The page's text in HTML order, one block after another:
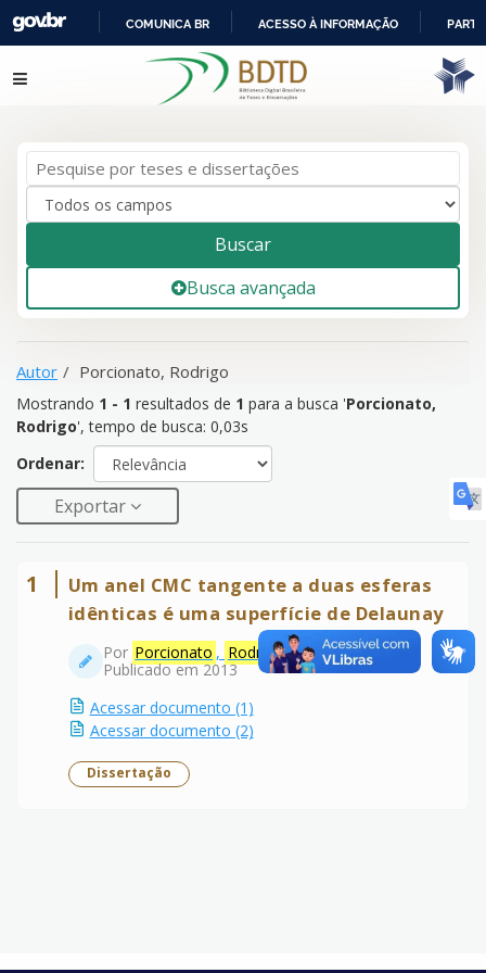
IR
PARA
COMUNICA BR ACESSO À INFORMAÇÃO
resultados de 1para a busca '
Porcionato,
Rodrigo
Pular para o conteúdo
Buscar
Busca avançada
Autor Porcionato, Rodrigo
Mostrando 1 - 1 resultados de 1 para a busca 'Porcionato,
Rodrigo', tempo de busca: 0,03s
Ordenar:
Exportar
1
Um anel CMC tangente a duas esferas
idênticas é uma superfície de Delaunay
Por Porcionato , Rodrigo
Publicado em 2013
Acessar documento (1)
Acessar documento (2)
Dissertação